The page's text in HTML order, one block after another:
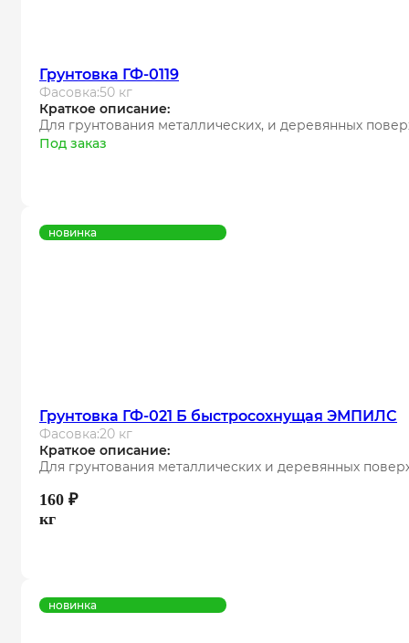
Грунтовка ГФ-0119
Фасовка:50 кг
Краткое описание:
Для грунтования металлических, и деревянных
Под заказ
новинка
Грунтовка ГФ-021 Б быстросохнущая ЭМПИЛС
Фасовка:20 кг
Краткое описание:
Для грунтования металлических и деревянных
160 ₽
кг
новинка